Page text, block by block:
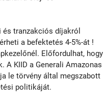
tranzakciós díjakról
a befektetés 4-5%-át !
Előfordulhat, hogy
KIID a Generali Amazonas
le törvény által megszabott
politikáját.